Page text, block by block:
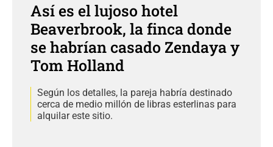
Así es el lujoso hotel
Beaverbrook, la finca donde
se habrían casado Zendaya y
Tom Holland
Según los detalles, la pareja habría destinado
cerca de medio millón de libras esterlinas para
alquilar este sitio.